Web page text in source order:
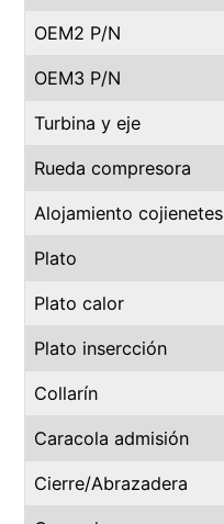
OEM2 P/N
OEM3 P/N
Turbina y eje
Rueda compresora
Alojamiento cojienetes
Plato
Plato calor
Plato insercción
Collarín
Caracola admisión
Cierre/Abrazadera